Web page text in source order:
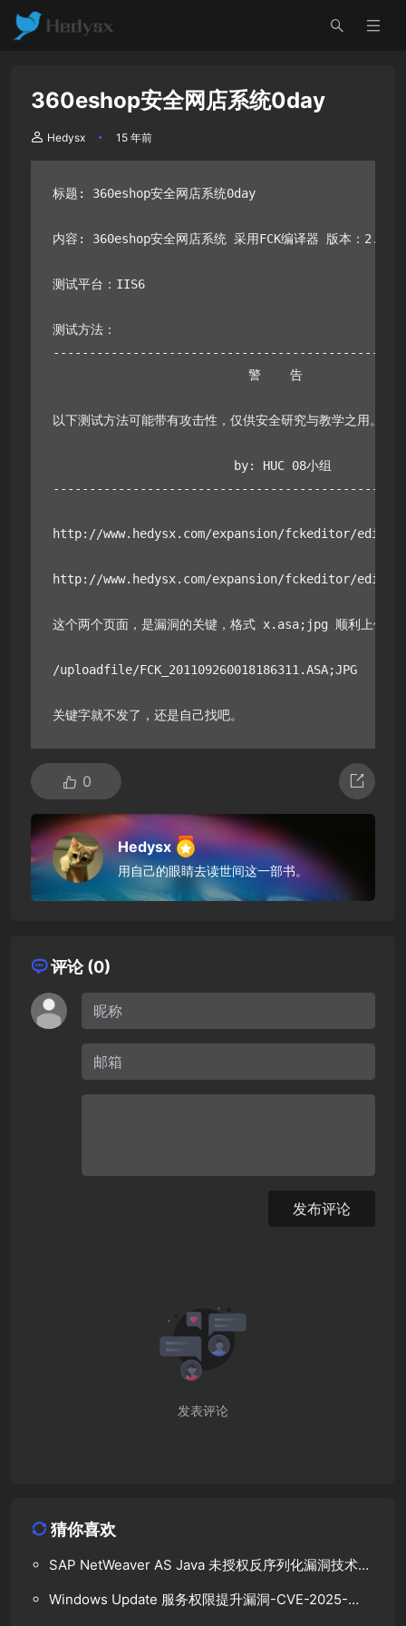
360eshop安全网店系统0day
Hedysx 15 年前
标题: 360eshop安全网店系统0day
内容: 360eshop安全网店系统 采用FCK编译器 版本：
测试平台：IIS6
测试方法：
                           警    告
以下测试方法可能带有攻击性，仅供安全研究与教学之用。使
                         by: HUC 08小组
http://www.hedysx.com/expansion/fckeditor/
http://www.hedysx.com/expansion/fckeditor/
这个两个页面，是漏洞的关键，格式 x.asa;jpg 顺利上传，
/uploadfile/FCK_201109260018186311.ASA;JPG
关键字就不发了，还是自己找吧。
0
Hedysx
用自己的眼睛去读世间这一部书。
评论 (0)
发布评论
发表评论
猜你喜欢
SAP NetWeaver AS Java 未授权反序列化漏洞技术分
Windows Update 服务权限提升漏洞-CVE-2025-